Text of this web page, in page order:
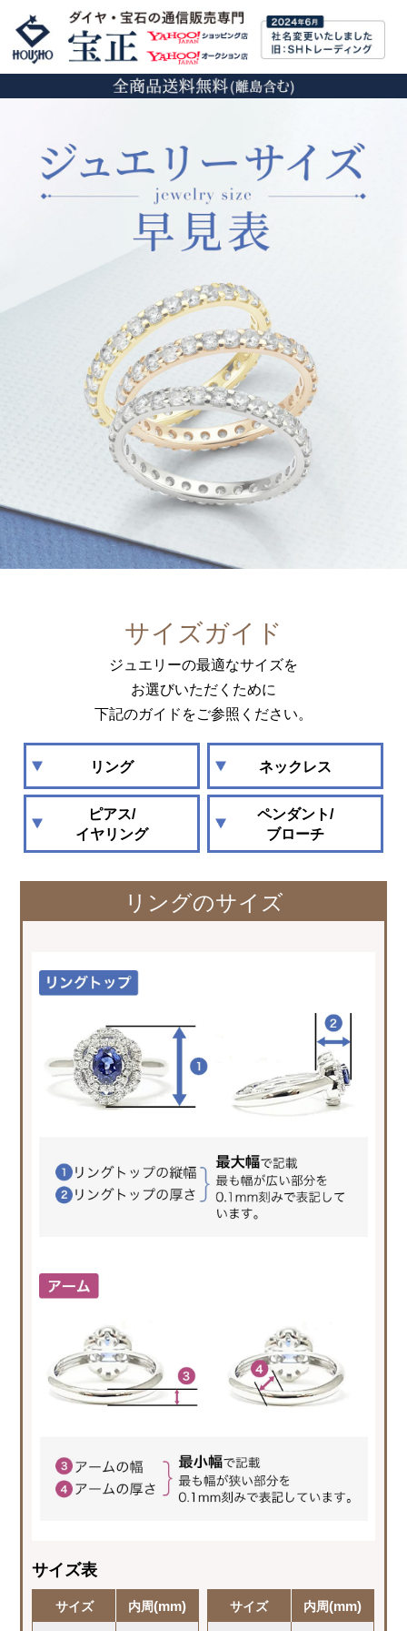
サイズガイド
ジュエリーの最適なサイズを
お選びいただくために
下記のガイドをご参照ください。
リング ネックレス
ピアス/
イヤリング
ペンダント/
ブローチ
リングのサイズ
サイズ表
サイズ 内周(mm) サイズ 内周(mm)